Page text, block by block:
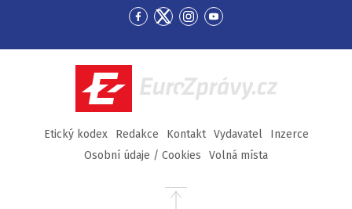
Přejít
Facebook
Přejít
Twitter
Přejít
Instagram
Přejít
YouTube
EuroZprávy.cz
Etický kodex Redakce Kontakt Vydavatel
Inzerce
Osobní údaje / Cookies
Volná místa
Přejít